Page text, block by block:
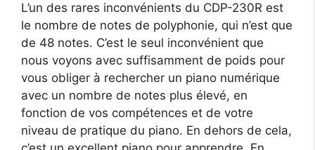
L’un des rares inconvénients du CDP-230R est
le nombre de notes de polyphonie, qui n’est que
de 48 notes. C’est le seul inconvénient que
nous voyons avec suffisamment de poids pour
vous obliger à rechercher un piano numérique
avec un nombre de notes plus élevé, en
fonction de vos compétences et de votre
niveau de pratique du piano. En dehors de cela,